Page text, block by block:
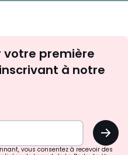
votre première
à notre
OK
vous consentez à recevoir des